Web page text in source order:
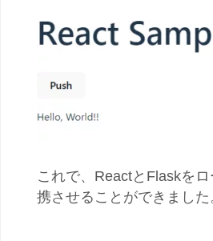
これで、ReactとFlaskを
携させることができました